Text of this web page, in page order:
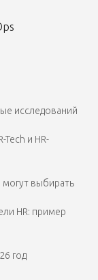
исследований
и HR-
могут выбирать
HR: пример
год